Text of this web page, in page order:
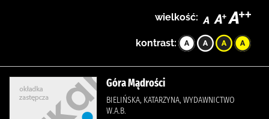
wielkość:
kontrast:
Góra Mądrości
BIELIŃSKA, KATARZYNA, WYDAWNICTWO
W.A.B.